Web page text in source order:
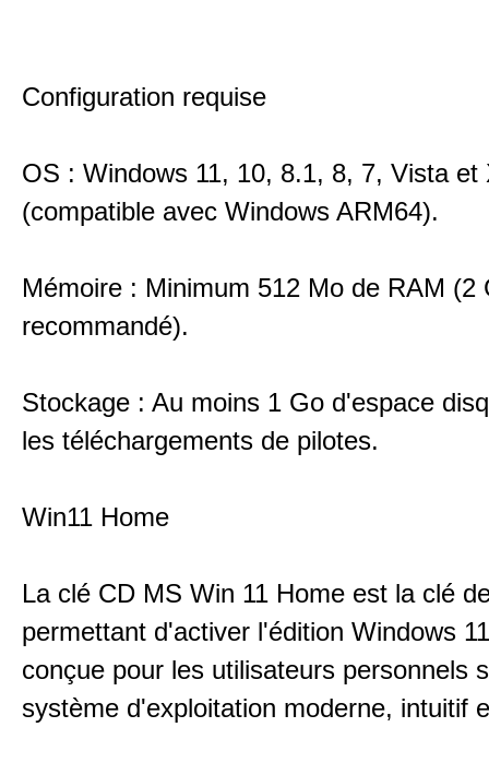
Configuration requise
OS : Windows 11, 10, 8.1, 8, 7, Vista et
(compatible avec Windows ARM64).
Mémoire : Minimum 512 Mo de RAM (2
recommandé).
Stockage : Au moins 1 Go d'espace
les téléchargements de pilotes.
Win11 Home
La clé CD MS Win 11 Home est la clé
permettant d'activer l'édition Windows
conçue pour les utilisateurs personnels
système d'exploitation moderne, intuitif